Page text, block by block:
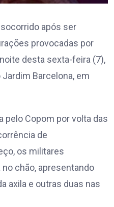
após ser
provocadas por
desta sexta-feira (7),
Jardim Barcelona, em
pelo Copom por volta das
de
os militares
chão, apresentando
axila e outras duas nas